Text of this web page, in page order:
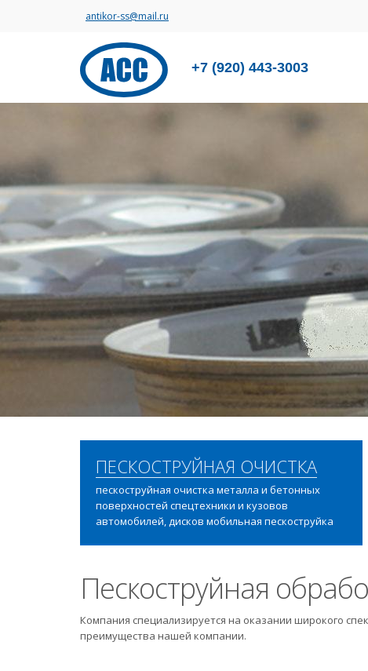
antikor-ss@mail.ru
+7 (920) 443-3003
ПЕСКОСТРУЙНАЯ ОЧИСТКА
пескоструйная очистка металла и бетонных
поверхностей спецтехники и кузовов
автомобилей, дисков мобильная пескоструйка
Пескоструйная
Компания специализируется на оказании широкого
преимущества нашей компании.